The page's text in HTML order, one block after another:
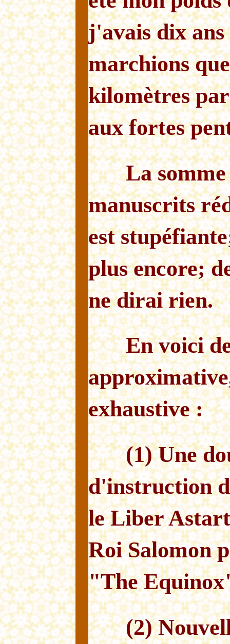
j'avais dix ans
marchions
kilomètres
aux fortes
La
manuscrits
est
plus encore;
ne dirai rien.
En voici
exhaustive :
(1) Une
d'instruction
le Liber
Roi Salomon
"The
(2)